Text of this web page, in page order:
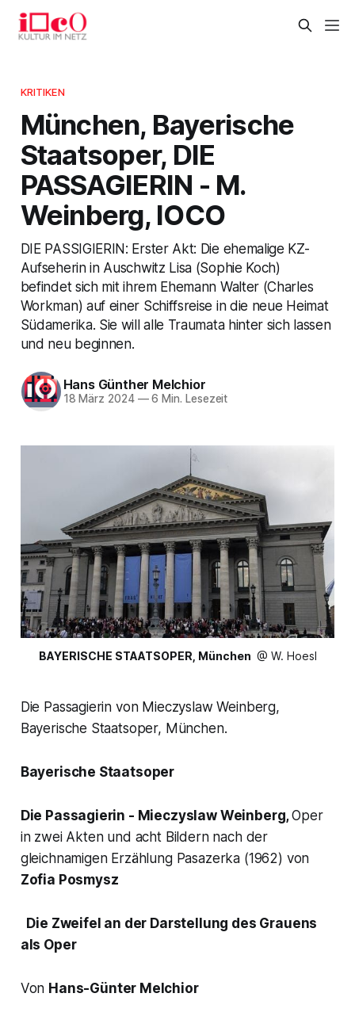
KRITIKEN
München, Bayerische
Staatsoper, DIE
PASSAGIERIN - M.
Weinberg, IOCO
DIE PASSIGIERIN: Erster Akt: Die ehemalige KZ-
Aufseherin in Auschwitz Lisa (Sophie Koch)
befindet sich mit ihrem Ehemann Walter (Charles
Workman) auf einer Schiffsreise in die neue Heimat
Südamerika. Sie will alle Traumata hinter sich lassen
und neu beginnen.
Hans Günther Melchior
18 März 2024 —6 Min. Lesezeit
BAYERISCHE STAATSOPER, München @ W. Hoesl
Die Passagierin von Mieczyslaw Weinberg,
Bayerische Staatsoper, München.
Bayerische Staatsoper
Die Passagierin - Mieczyslaw Weinberg,Oper
in zwei Akten und acht Bildern nach der
gleichnamigen Erzählung Pasazerka (1962) von
Zofia Posmysz
Die Zweifel an der Darstellung des Grauens
als Oper
Von Hans-Günter Melchior